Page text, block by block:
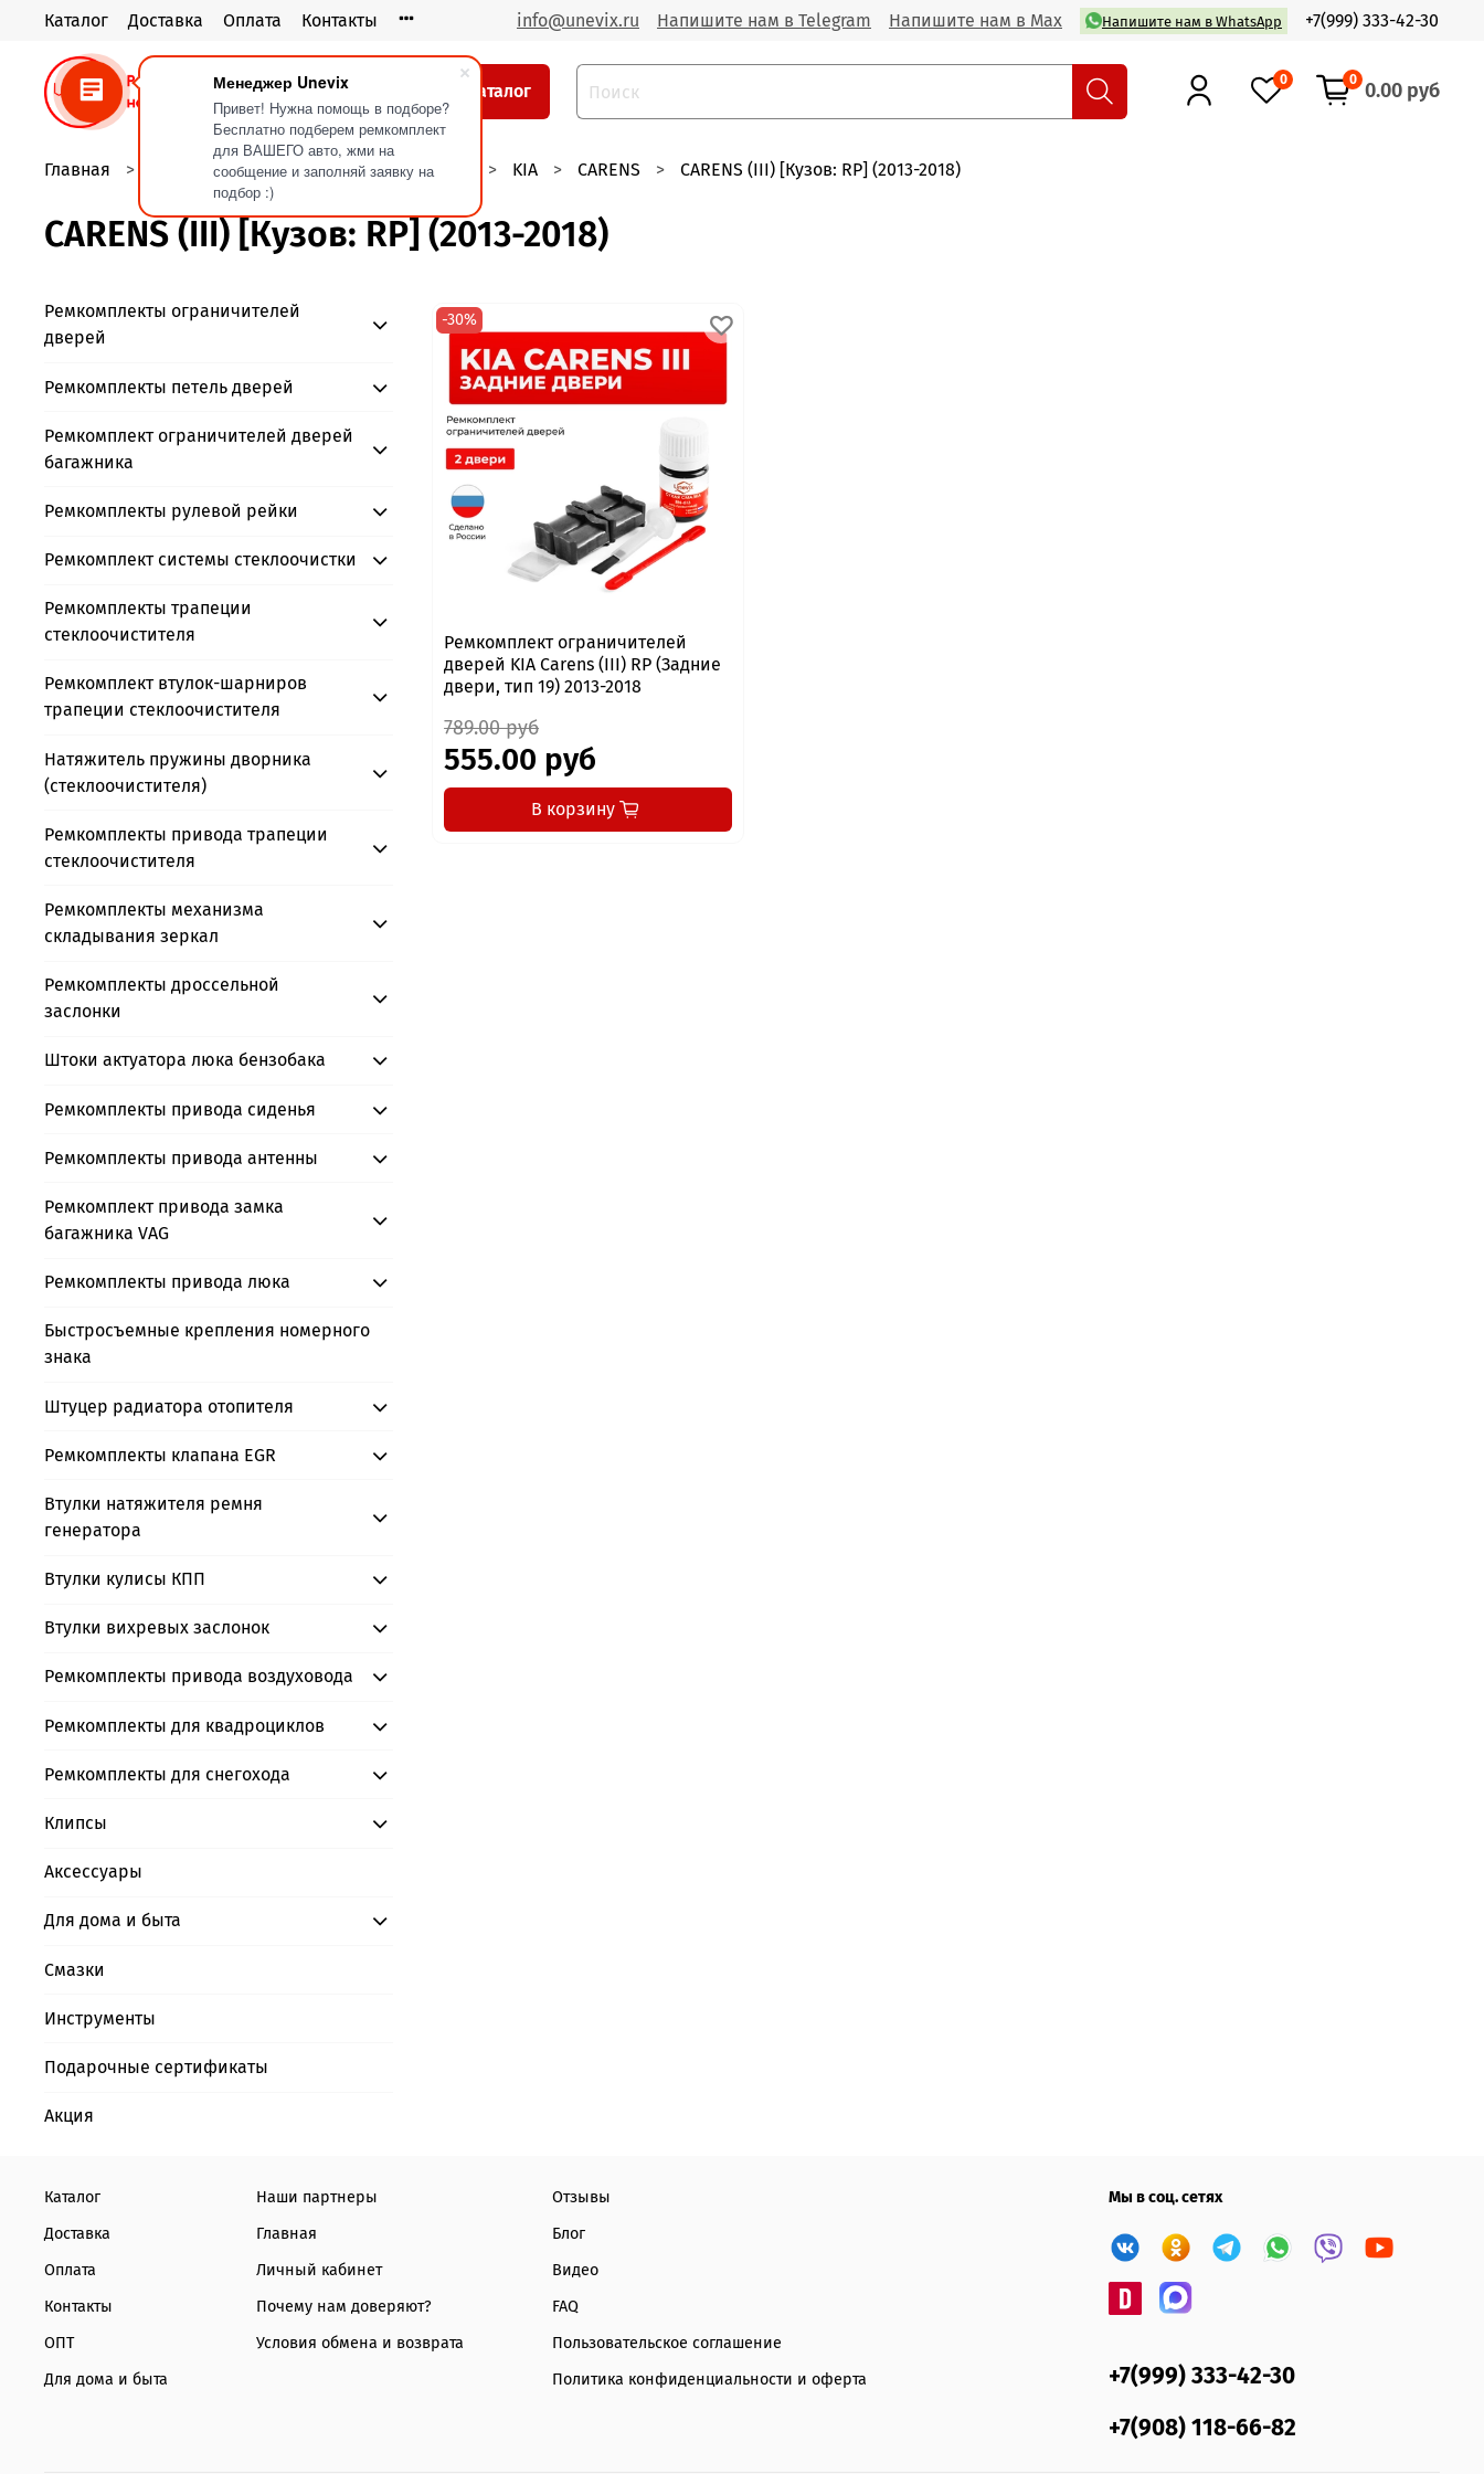
Менеджер Unevix
Привет! Нужна помощь в подборе?
Бесплатно подберем ремкомплект
для ВАШЕГО авто, жми на
сообщение и заполняй заявку на
подбор :)
Каталог Доставка Оплата Контакты info@unevix.ru Напишите нам в Telegram Напишите нам в Max Напишите нам в WhatsApp +7(999) 333-42-30
Каталог
0 0 0.00 руб
Главная Ремкомплекты ограничителей дверей KIA CARENS CARENS (III) [Кузов: RP] (2013-2018)
CARENS (III) [Кузов: RP] (2013-2018)
-30%
Ремкомплект ограничителей
дверей KIA Carens (III) RP (Задние
двери, тип 19) 2013-2018
789.00 руб
555.00 руб
В корзину
Ремкомплекты ограничителей
дверей
Ремкомплекты петель дверей
Ремкомплект ограничителей дверей
багажника
Ремкомплекты рулевой рейки
Ремкомплект системы стеклоочистки
Ремкомплекты трапеции
стеклоочистителя
Ремкомплект втулок-шарниров
трапеции стеклоочистителя
Натяжитель пружины дворника
(стеклоочистителя)
Ремкомплекты привода трапеции
стеклоочистителя
Ремкомплекты механизма
складывания зеркал
Ремкомплекты дроссельной
заслонки
Штоки актуатора люка бензобака
Ремкомплекты привода сиденья
Ремкомплекты привода антенны
Ремкомплект привода замка
багажника VAG
Ремкомплекты привода люка
Быстросъемные крепления номерного
знака
Штуцер радиатора отопителя
Ремкомплекты клапана EGR
Втулки натяжителя ремня
генератора
Втулки кулисы КПП
Втулки вихревых заслонок
Ремкомплекты привода воздуховода
Ремкомплекты для квадроциклов
Ремкомплекты для снегохода
Клипсы
Аксессуары
Для дома и быта
Смазки
Инструменты
Подарочные сертификаты
Акция
Каталог
Доставка
Оплата
Контакты
ОПТ
Для дома и быта
Наши партнеры
Главная
Личный кабинет
Почему нам доверяют?
Условия обмена и возврата
Отзывы
Блог
Видео
FAQ
Пользовательское соглашение
Политика конфиденциальности и оферта
Мы в соц. сетях
+7(999) 333-42-30
+7(908) 118-66-82